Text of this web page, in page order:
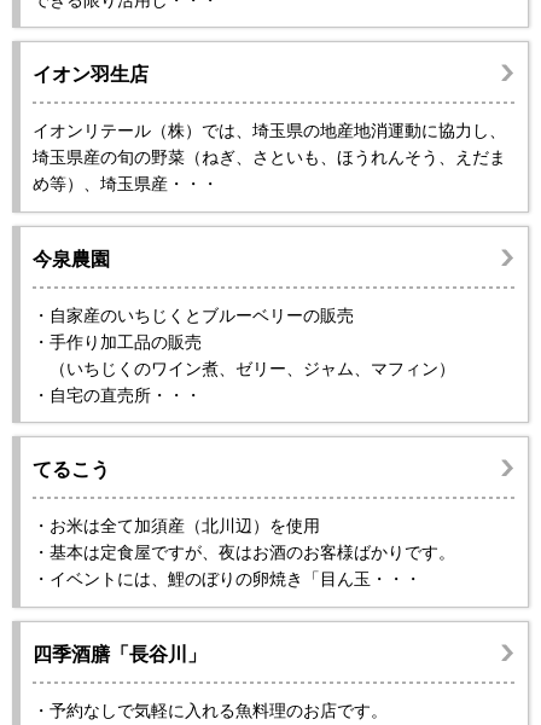
イオン羽生店
イオンリテール（株）では、埼玉県の地産地消運動に協力し、
埼玉県産の旬の野菜（ねぎ、さといも、ほうれんそう、えだま
め等）、埼玉県産・・・
今泉農園
・自家産のいちじくとブルーベリーの販売
・手作り加工品の販売
（いちじくのワイン煮、ゼリー、ジャム、マフィン）
・自宅の直売所・・・
てるこう
・お米は全て加須産（北川辺）を使用
・基本は定食屋ですが、夜はお酒のお客様ばかりです。
・イベントには、鯉のぼりの卵焼き「目ん玉・・・
四季酒膳「長谷川」
・予約なしで気軽に入れる魚料理のお店です。